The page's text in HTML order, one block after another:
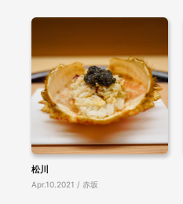
松川
Apr.10.2021 / 赤坂